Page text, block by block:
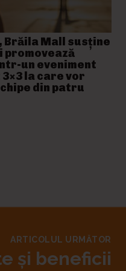
Brăila Mall susține
promovează
un eveniment
la care vor
din patru
ARTICOLUL URMĂTOR
și beneficii